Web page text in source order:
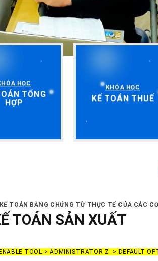
HỌC
TỔNG
HỢP
KHÓA HỌC
KẾ TOÁN THUẾ
HỌC
TOÁN BẰNG CHỨNG TỪ THỰC TẾ CỦA CÁC
TOÁN SẢN XUẤT
ENABLE TOOL-> ADMINISTRATOR Z -> DEFAULT